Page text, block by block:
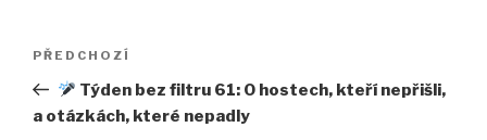
Navigace
příspěvek
Předchozí
příspěvek
PŘEDCHOZÍ
⁣Týden bez filtru 61: O hostech, kteří nepřišli,
a otázkách, které nepadly